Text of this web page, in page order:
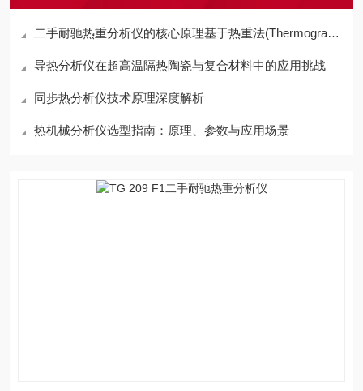
二手耐驰热重分析仪的核心原理基于热重法(Thermogravimetry)
导热分析仪在超高温隔热陶瓷与复合材料中的应用挑战
同步热分析仪技术原理深度解析
热机械分析仪选型指南：原理、参数与应用场景